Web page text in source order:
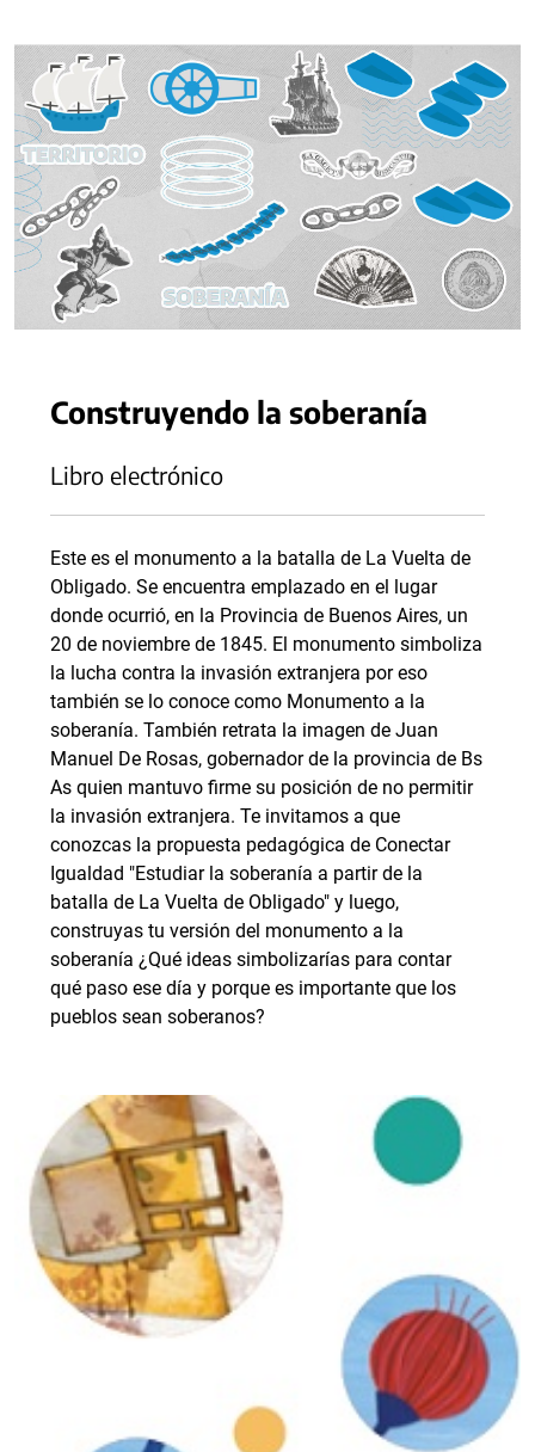
Construyendo la soberanía
Libro electrónico
Este es el monumento a la batalla de La Vuelta de
Obligado. Se encuentra emplazado en el lugar
donde ocurrió, en la Provincia de Buenos Aires, un
20 de noviembre de 1845. El monumento simboliza
la lucha contra la invasión extranjera por eso
también se lo conoce como Monumento a la
soberanía. También retrata la imagen de Juan
Manuel De Rosas, gobernador de la provincia de Bs
As quien mantuvo firme su posición de no permitir
la invasión extranjera. Te invitamos a que
conozcas la propuesta pedagógica de Conectar
Igualdad "Estudiar la soberanía a partir de la
batalla de La Vuelta de Obligado" y luego,
construyas tu versión del monumento a la
soberanía ¿Qué ideas simbolizarías para contar
qué paso ese día y porque es importante que los
pueblos sean soberanos?